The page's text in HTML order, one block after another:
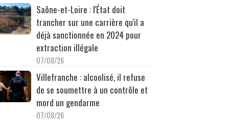
Saône-et-Loire : l'État doit
trancher sur une carrière qu'il a
déjà sanctionnée en 2024 pour
extraction illégale
07/08/26
Villefranche : alcoolisé, il refuse
de se soumettre à un contrôle et
mord un gendarme
07/08/26